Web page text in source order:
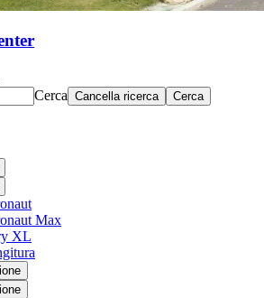
Cerca Cancella ricerca Cerca
Max
XL